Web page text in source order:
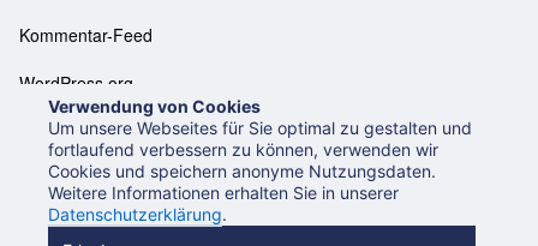
Kommentar-Feed
WordPress.org
Neues aus der UB Mannheim
Datenschutzerklärung
Impressum
Verwendung von Cookies
Um unsere Webseites für Sie optimal zu gestalten und
fortlaufend verbessern zu können, verwenden wir
Cookies und speichern anonyme Nutzungsdaten.
Weitere Informationen erhalten Sie in unserer
Datenschutzerklärung.